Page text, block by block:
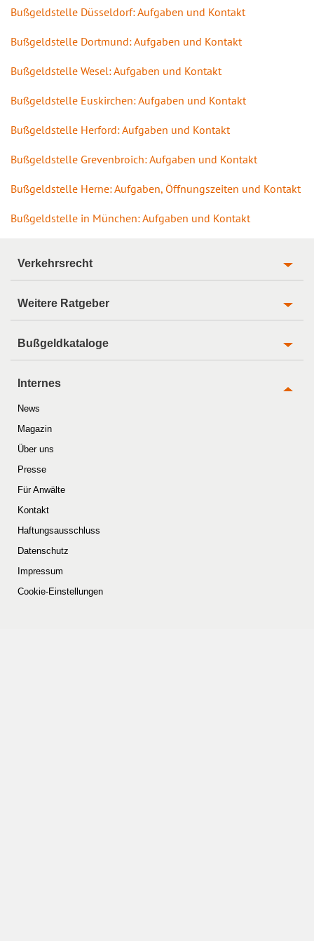
Bußgeldstelle Düsseldorf: Aufgaben und Kontakt
Bußgeldstelle Dortmund: Aufgaben und Kontakt
Bußgeldstelle Wesel: Aufgaben und Kontakt
Bußgeldstelle Euskirchen: Aufgaben und Kontakt
Bußgeldstelle Herford: Aufgaben und Kontakt
Bußgeldstelle Grevenbroich: Aufgaben und Kontakt
Bußgeldstelle Herne: Aufgaben, Öffnungszeiten und Kontakt
Bußgeldstelle in München: Aufgaben und Kontakt
Verkehrsrecht
Weitere Ratgeber
Bußgeldkataloge
Internes
News
Magazin
Über uns
Presse
Für Anwälte
Kontakt
Haftungsausschluss
Datenschutz
Impressum
Cookie-Einstellungen